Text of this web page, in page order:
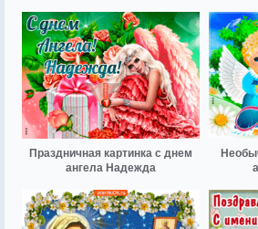
Праздничная картинка с днем
ангела Надежда